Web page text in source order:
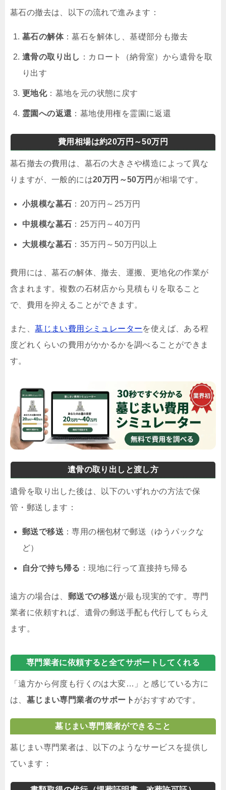
墓石の撤去は、以下の流れで進みます：
墓石の解体：墓石を解体し、基礎部分も撤去
遺骨の取り出し ：カロート（納骨室）から遺骨を取
り出す
更地化：墓地を元の状態に戻す
霊園への返還 ：墓地使用権を霊園に返還
費用相場は約20万円～50万円
墓石撤去の費用は、墓石の大きさや構造によって異な
りますが、一般的には20万円～50万円 が相場です。
小規模な墓石 ：20万円～25万円
中規模な墓石 ：25万円～40万円
大規模な墓石 ：35万円～50万円以上
費用には、墓石の解体、撤去、運搬、更地化の作業が
含まれます。複数の石材店から見積もりを取ること
で、費用を抑えることができます。
また、墓じまい費用シミュレーターを使えば、ある程
度どれくらいの費用がかかるかを調べることができま
す。
遺骨の取り出しと渡し方
遺骨を取り出した後は、以下のいずれかの方法で保
管・郵送します：
郵送で移送 ：専用の梱包材で郵送（ゆうパックな
ど）
自分で持ち帰る ：現地に行って直接持ち帰る
遠方の場合は、 郵送での移送が最も現実的です。専門
業者に依頼すれば、遺骨の郵送手配も代行してもらえ
ます。
専門業者に依頼すると全てサポートしてくれる
「遠方から何度も行くのは大変…」と感じている方に
は、 墓じまい専門業者のサポート がおすすめです。
墓じまい専門業者ができること
墓じまい専門業者は、以下のようなサービスを提供し
ています：